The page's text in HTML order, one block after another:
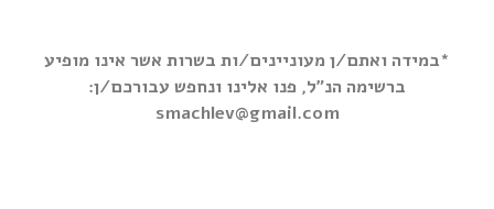
*במידה ואתם/ן מעוניינים/ות בשרות אשר אינו מופיע
ברשימה הנ"ל, פנו אלינו ונחפש עבורכם/ן:
smachlev@gmail.com